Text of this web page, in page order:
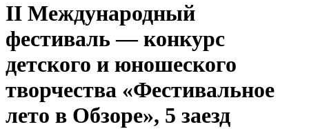
II Международный
фестиваль — конкурс
детского и юношеского
творчества «Фестивальное
лето в Обзоре», 5 заезд